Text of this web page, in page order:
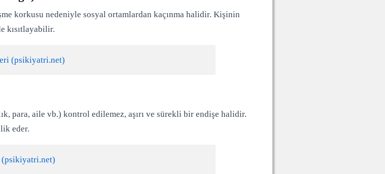
korkusu nedeniyle sosyal ortamlardan kaçınma halidir. Kişinin
kısıtlayabilir.
(psikiyatri.net)
para, aile vb.) kontrol edilemez, aşırı ve sürekli bir endişe halidir.
eder.
(psikiyatri.net)